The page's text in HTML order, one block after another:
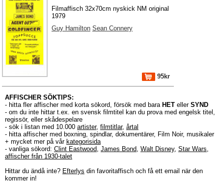
Filmaffisch 32x70cm nyskick NM original
1979
Guy Hamilton Sean Connery
95kr
AFFISCHER SÖKTIPS:
- hitta fler affischer med korta sökord, försök med bara HET eller SYND
- om du inte hittar t.ex. en svensk filmtitel kan du prova med engelsk titel,
regissör, eller skådespelare
- sök i listan med 10.000 artister, filmtitlar, årtal
- hitta affischer med boxning, spindlar, dokumentärer, Film Noir, musikaler
+ mycket mer på vår kategorisida
- vanliga sökord: Clint Eastwood, James Bond, Walt Disney, Star Wars,
affischer från 1930-talet
Hittar du ändå inte? Efterlys din favoritaffisch och få ett email när den
kommer in!